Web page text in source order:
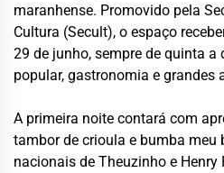
maranhense. Promovido pela
Cultura (Secult), o espaço
29 de junho, sempre de quinta
popular, gastronomia e grandes
A primeira noite contará com
tambor de crioula e bumba meu
nacionais de Theuzinho e Henry